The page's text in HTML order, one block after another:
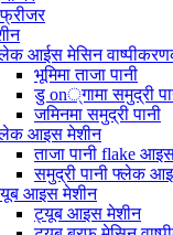
आईस मेसिन
भूमिमा ताजा पानी
डु on्गामा समुद्री
जमिनमा समुद्री पानी
आइस मेशीन
ताजा पानी flake
समुद्री पानी फ्लेक
आइस मेशीन
ट्यूब आइस मेशीन